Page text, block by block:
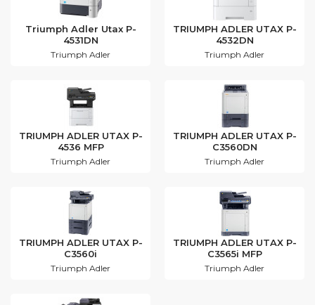
Triumph Adler Utax P-
4531DN
Triumph Adler
TRIUMPH ADLER UTAX P-
4532DN
Triumph Adler
TRIUMPH ADLER UTAX P-
4536 MFP
Triumph Adler
TRIUMPH ADLER UTAX P-
C3560DN
Triumph Adler
TRIUMPH ADLER UTAX P-
C3560i
Triumph Adler
TRIUMPH ADLER UTAX P-
C3565i MFP
Triumph Adler